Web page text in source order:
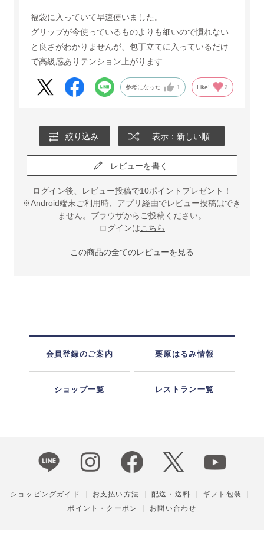
福袋に入っていて早速使いました。
グリップが今使っているものよりも細いので慣れない
と良さがわかりませんが、包丁立てに入っているだけ
で高級感ありテンション上がります
参考になった 1 Like! 2
絞り込み 表示：新しい順
レビューを書く
ログイン後、レビュー投稿で10ポイントプレゼント！
※Android端末ご利用時、アプリ経由でレビュー投稿はでき
ません。ブラウザからご投稿ください。
ログインはこちら
この商品の全てのレビューを見る
会員登録のご案内 栗原はるみ情報
ショップ一覧 レストラン一覧
ショッピングガイド お支払い方法 配送・送料
ギフト包装
ポイント・クーポン
お問い合わせ